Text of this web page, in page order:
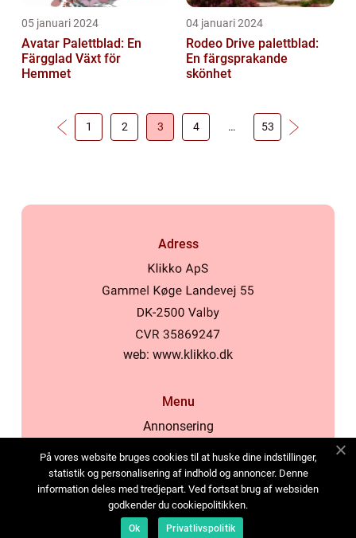
05 januari 2024
Avatar Palettblad: En
Färgglad Växt för
Hemmet
04 januari 2024
Rodeo Drive palettblad:
En färgsprakande
skönhet
1 2 3 4 … 53
Adress
web: www.klikko.dk
Menu
Annonsering
Cookies
Kontakta oss
Sitemap
På vores website bruges cookies til at huske dine indstillinger,
statistik og personalisering af indhold og annoncer. Denne
information deles med tredjepart. Ved fortsat brug af websiden
godkender du cookiepolitikken.
Ok Privatlivspolitik